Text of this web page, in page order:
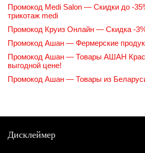
Промокод Medi Salon — Скидки до -
трикотаж medi
Промокод Круиз Онлайн — Скидка -
Промокод Ашан — Фермерские
Промокод Ашан — Товары АШАН
выгодной цене!
Промокод Ашан — Товары из
Дисклеймер